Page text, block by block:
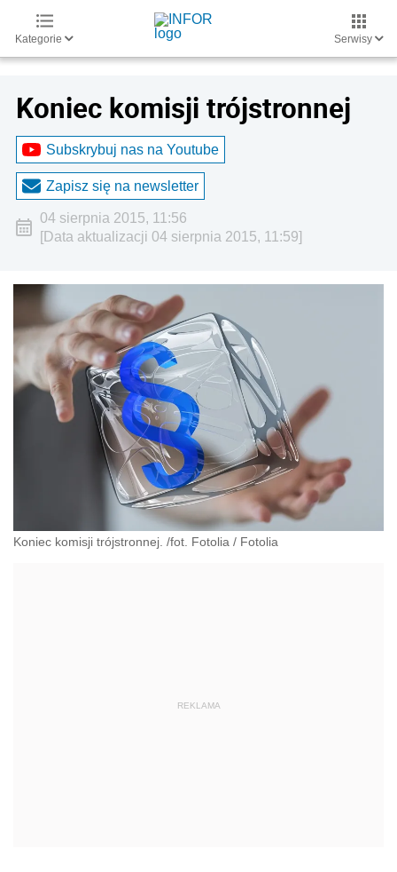
Kategorie Serwisy
Koniec komisji trójstronnej
Subskrybuj nas na Youtube
Zapisz się na newsletter
04 sierpnia 2015, 11:56
[Data aktualizacji 04 sierpnia 2015, 11:59]
Koniec komisji trójstronnej. /fot. Fotolia / Fotolia